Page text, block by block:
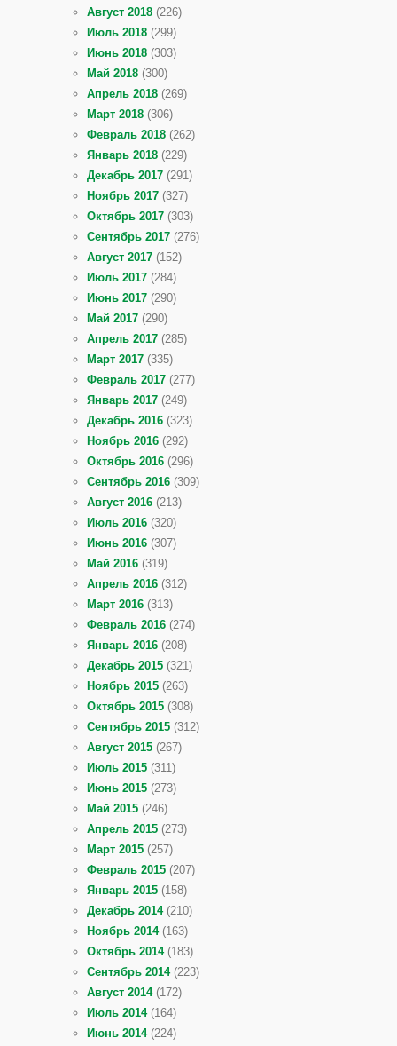
Август 2018 (226)
Июль 2018 (299)
Июнь 2018 (303)
Май 2018 (300)
Апрель 2018 (269)
Март 2018 (306)
Февраль 2018 (262)
Январь 2018 (229)
Декабрь 2017 (291)
Ноябрь 2017 (327)
Октябрь 2017 (303)
Сентябрь 2017 (276)
Август 2017 (152)
Июль 2017 (284)
Июнь 2017 (290)
Май 2017 (290)
Апрель 2017 (285)
Март 2017 (335)
Февраль 2017 (277)
Январь 2017 (249)
Декабрь 2016 (323)
Ноябрь 2016 (292)
Октябрь 2016 (296)
Сентябрь 2016 (309)
Август 2016 (213)
Июль 2016 (320)
Июнь 2016 (307)
Май 2016 (319)
Апрель 2016 (312)
Март 2016 (313)
Февраль 2016 (274)
Январь 2016 (208)
Декабрь 2015 (321)
Ноябрь 2015 (263)
Октябрь 2015 (308)
Сентябрь 2015 (312)
Август 2015 (267)
Июль 2015 (311)
Июнь 2015 (273)
Май 2015 (246)
Апрель 2015 (273)
Март 2015 (257)
Февраль 2015 (207)
Январь 2015 (158)
Декабрь 2014(210)
Ноябрь 2014(163)
Октябрь 2014(183)
Сентябрь 2014(223)
Август 2014(172)
Июль 2014(164)
Июнь 2014(224)